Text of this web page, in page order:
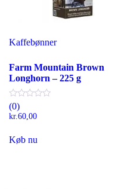
Kaffebønner
Farm Mountain Brown
Longhorn – 225 g
(0)
kr. 60,00
Køb nu